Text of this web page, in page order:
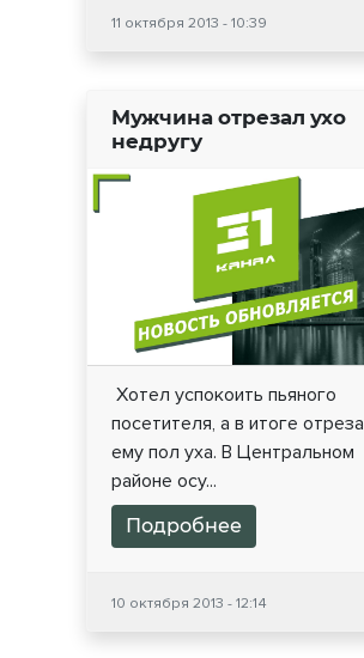
11 октября 2013 - 10:39
Мужчина отрезал ухо
недругу
Хотел успокоить пьяного
посетителя, а в итоге
ему пол уха. В Центральном
районе осу...
Подробнее
10 октября 2013 - 12:14